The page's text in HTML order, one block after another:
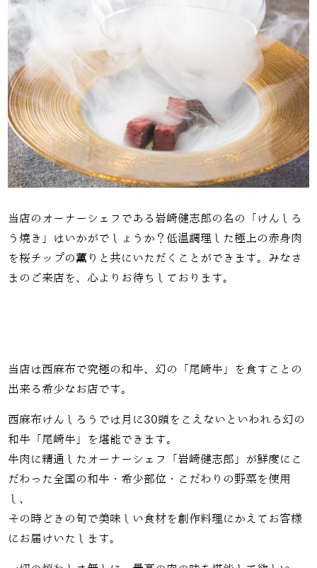
当店のオーナーシェフである岩崎健志郎の名の「けんしろ
う焼き」はいかがでしょうか？低温調理した極上の赤身肉
を桜チップの薫りと共にいただくことができます。みなさ
まのご来店を、心よりお待ちしております。
当店は西麻布で究極の和牛、幻の「尾崎牛」を食すことの
出来る希少なお店です。
西麻布けんしろうでは月に30頭をこえないといわれる幻の
和牛「尾崎牛」を堪能できます。
牛肉に精通したオーナーシェフ「岩崎健志郎」が鮮度にこ
だわった全国の和牛・希少部位・こだわりの野菜を使用
し、
その時どきの旬で美味しい食材を創作料理にかえてお客様
にお届けいたします。